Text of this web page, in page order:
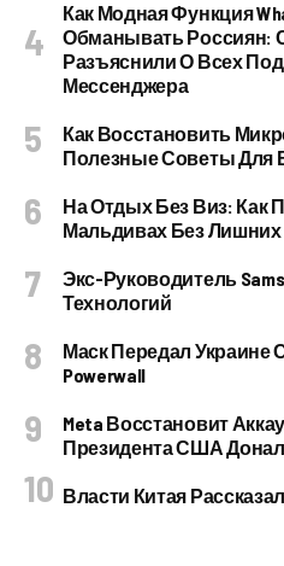
Как Модная Функция
Обманывать Россиян:
Разъяснили О Всех
Мессенджера
Как Восстановить
Полезные Советы Для
На Отдых Без Виз: Как
Мальдивах Без
Экс-Руководитель
Технологий
Маск Передал Украине
Powerwall
Meta Восстановит
Президента США
Власти Китая